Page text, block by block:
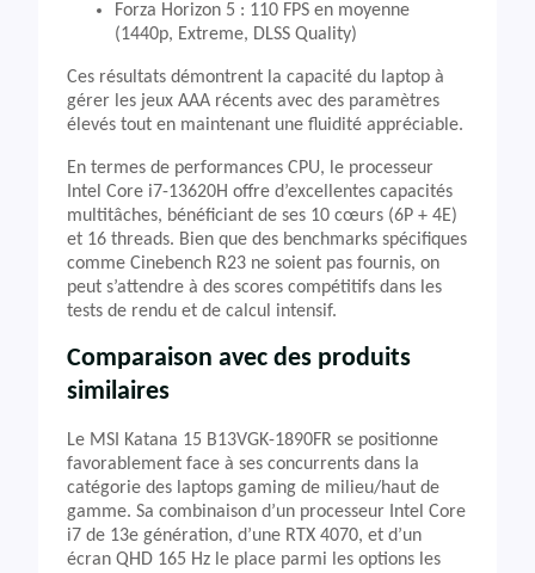
Forza Horizon 5 : 110 FPS en moyenne
(1440p, Extreme, DLSS Quality)
Ces résultats démontrent la capacité du laptop à
gérer les jeux AAA récents avec des paramètres
élevés tout en maintenant une fluidité appréciable.
En termes de performances CPU, le processeur
Intel Core i7-13620H offre d’excellentes capacités
multitâches, bénéficiant de ses 10 cœurs (6P + 4E)
et 16 threads. Bien que des benchmarks spécifiques
comme Cinebench R23 ne soient pas fournis, on
peut s’attendre à des scores compétitifs dans les
tests de rendu et de calcul intensif.
Comparaison avec des produits
similaires
Le MSI Katana 15 B13VGK-1890FR se positionne
favorablement face à ses concurrents dans la
catégorie des laptops gaming de milieu/haut de
gamme. Sa combinaison d’un processeur Intel Core
i7 de 13e génération, d’une RTX 4070, et d’un
écran QHD 165 Hz le place parmi les options les